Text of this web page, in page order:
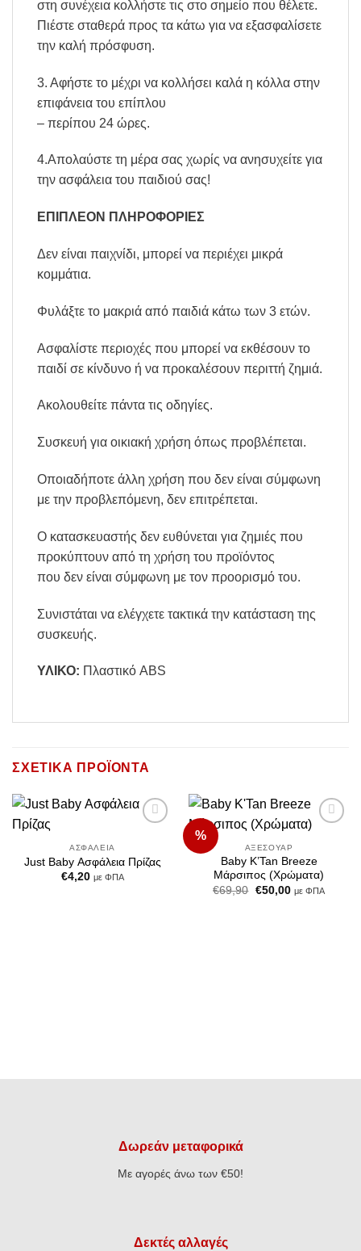
στη συνέχεια κολλήστε τις στο σημείο που θέλετε.
Πιέστε σταθερά προς τα κάτω για να εξασφαλίσετε
την καλή πρόσφυση.
3. Αφήστε το μέχρι να κολλήσει καλά η κόλλα στην
επιφάνεια του επίπλου
– περίπου 24 ώρες.
4.Απολαύστε τη μέρα σας χωρίς να ανησυχείτε για
την ασφάλεια του παιδιού σας!
ΕΠΙΠΛΕΟΝ ΠΛΗΡΟΦΟΡΙΕΣ
Δεν είναι παιχνίδι, μπορεί να περιέχει μικρά
κομμάτια.
Φυλάξτε το μακριά από παιδιά κάτω των 3 ετών.
Ασφαλίστε περιοχές που μπορεί να εκθέσουν το
παιδί σε κίνδυνο ή να προκαλέσουν περιττή ζημιά.
Ακολουθείτε πάντα τις οδηγίες.
Συσκευή για οικιακή χρήση όπως προβλέπεται.
Οποιαδήποτε άλλη χρήση που δεν είναι σύμφωνη
με την προβλεπόμενη, δεν επιτρέπεται.
Ο κατασκευαστής δεν ευθύνεται για ζημιές που
προκύπτουν από τη χρήση του προϊόντος
που δεν είναι σύμφωνη με τον προορισμό του.
Συνιστάται να ελέγχετε τακτικά την κατάσταση της
συσκευής.
ΥΛΙΚΟ: Πλαστικό ABS
ΣΧΕΤΙΚΆ ΠΡΟΪΌΝΤΑ
ΑΣΦΆΛΕΙΑ
Just Baby Ασφάλεια Πρίζας
€4,20 με ΦΠΑ
%
ΑΞΕΣΟΥΆΡ
Baby K’Tan Breeze
Μάρσιπος (Χρώματα)
€69,90 Original
€50,00Ημε ΦΠΑ
Δωρεάν μεταφορικά
Με αγορές άνω των €50!
Δεκτές αλλαγές